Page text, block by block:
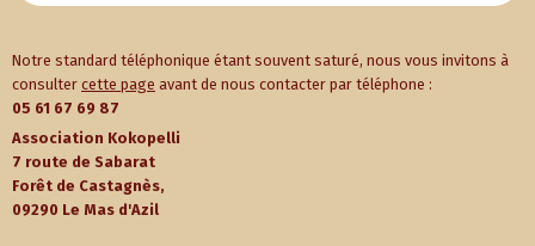
Notre standard téléphonique étant souvent saturé, nous vous invitons à
consulter cette page avant de nous contacter par téléphone :
05 61 67 69 87
Association Kokopelli
7 route de Sabarat
Forêt de Castagnès,
09290 Le Mas d'Azil